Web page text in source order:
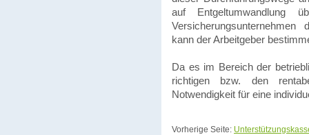
auf Entgeltumwandlung
kann der Arbeitgeber
Da es im Bereich der
richtigen bzw. den
Notwendigkeit für eine
Vorherige Seite: